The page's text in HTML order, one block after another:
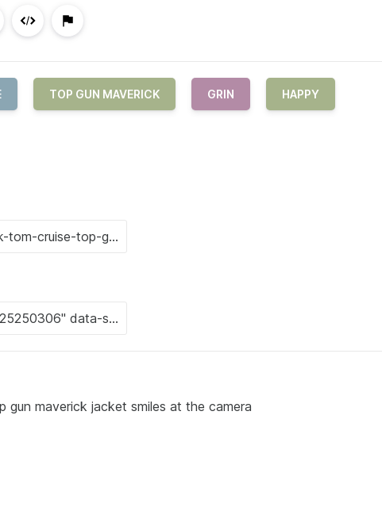
TOP GUN MAVERICK GRIN HAPPY
gun maverick jacket smiles at the camera